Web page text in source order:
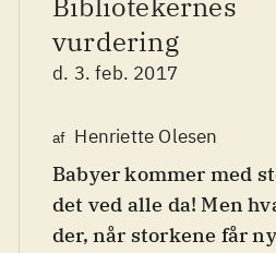
vurdering
d. 3. feb. 2017
af Henriette Olesen
Babyer kommer med
det ved alle da! Men
der, når storkene får